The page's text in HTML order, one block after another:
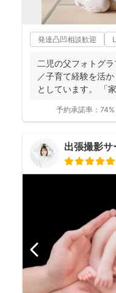
発達凸凹相談歓迎
二児の父フォトグ
／子育て経験を活
としています。 「
予約承諾率： 74%
出張撮影